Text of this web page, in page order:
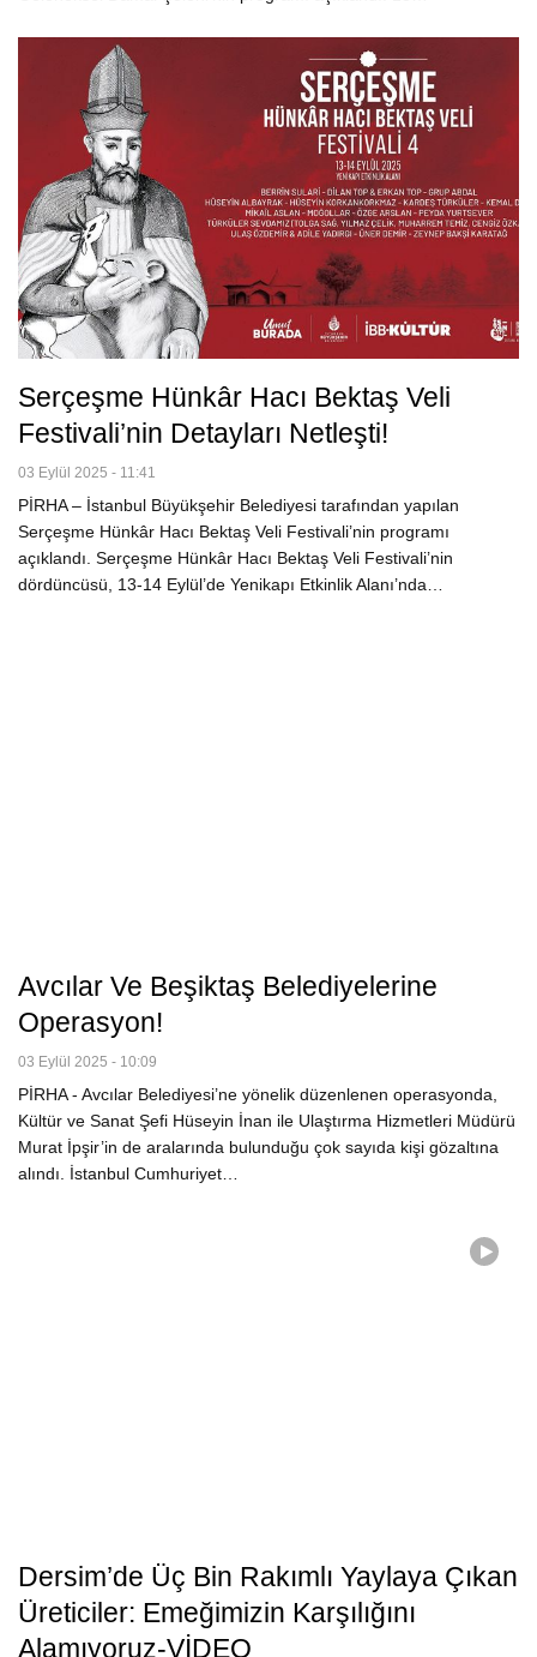
Serçeşme Hünkâr Hacı Bektaş Veli
Festivali’nin Detayları Netleşti!
03 Eylül 2025 - 11:41
PİRHA – İstanbul Büyükşehir Belediyesi tarafından yapılan
Serçeşme Hünkâr Hacı Bektaş Veli Festivali’nin programı
açıklandı. Serçeşme Hünkâr Hacı Bektaş Veli Festivali’nin
dördüncüsü, 13-14 Eylül’de Yenikapı Etkinlik Alanı’nda…
Avcılar Ve Beşiktaş Belediyelerine
Operasyon!
03 Eylül 2025 - 10:09
PİRHA - Avcılar Belediyesi’ne yönelik düzenlenen operasyonda,
Kültür ve Sanat Şefi Hüseyin İnan ile Ulaştırma Hizmetleri Müdürü
Murat İpşir’in de aralarında bulunduğu çok sayıda kişi gözaltına
alındı. İstanbul Cumhuriyet…
Dersim’de Üç Bin Rakımlı Yaylaya Çıkan
Üreticiler: Emeğimizin Karşılığını
Alamıyoruz-VİDEO